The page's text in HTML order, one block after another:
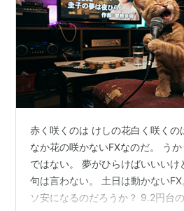
赤く咲くのは けしの花白く咲くの
なか花の咲かないFXなのだ。 う
ではない。 夢がひらけばいいいけ
句は言わない。 土日は動かない
ソ安になるのだろうか？ 9.2円台